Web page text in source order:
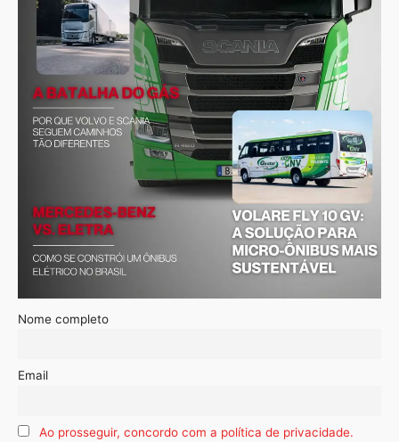
Nome completo
Email
Ao prosseguir, concordo com a política de privacidade.